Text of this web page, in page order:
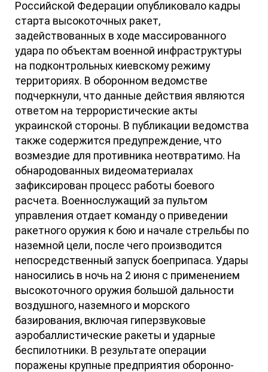
Российской Федерации опубликовало кадры
старта высокоточных ракет,
задействованных в ходе массированного
удара по объектам военной инфраструктуры
на подконтрольных киевскому режиму
территориях. В оборонном ведомстве
подчеркнули, что данные действия являются
ответом на террористические акты
украинской стороны. В публикации ведомства
также содержится предупреждение, что
возмездие для противника неотвратимо. На
обнародованных видеоматериалах
зафиксирован процесс работы боевого
расчета. Военнослужащий за пультом
управления отдает команду о приведении
ракетного оружия к бою и начале стрельбы по
наземной цели, после чего производится
непосредственный запуск боеприпаса. Удары
наносились в ночь на 2 июня с применением
высокоточного оружия большой дальности
воздушного, наземного и морского
базирования, включая гиперзвуковые
аэробаллистические ракеты и ударные
беспилотники. В результате операции
поражены крупные предприятия оборонно-